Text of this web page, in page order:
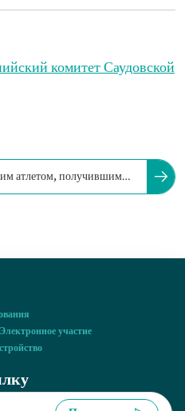
комитет Саудовской
атлетом, получившим
Электронное участие